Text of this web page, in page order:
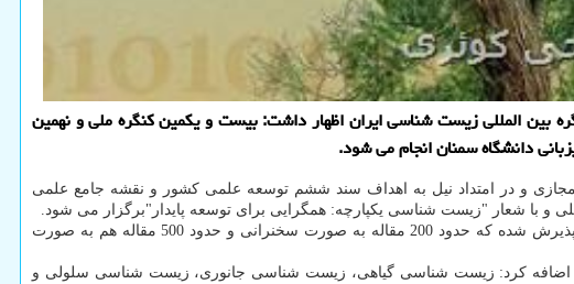
بین المللی زیست شناسی ایران اظهار داشت: بیست و یکمین کنگره ملی و نهمین
مجازی و در امتداد نیل به اهداف سند ششم توسعه علمی کشور و نقشه جامع علمی
و با شعار "زیست شناسی یکپارچه: همگرایی برای توسعه پایدار"برگزار می شود.
وی با اعلان اینکه حدود 800 مقاله از داخل و خارج از کشور به دبیرخانه این کنگره ارسال شده است اضافه کرد: از این تعداد 700 مقاله پذیرش شده که حدود 200 مقاله به صورت سخنرانی و حدود 500 مقاله هم به صورت
بود اضافه کرد: زیست شناسی گیاهی، زیست شناسی جانوری، زیست شناسی سلولی و